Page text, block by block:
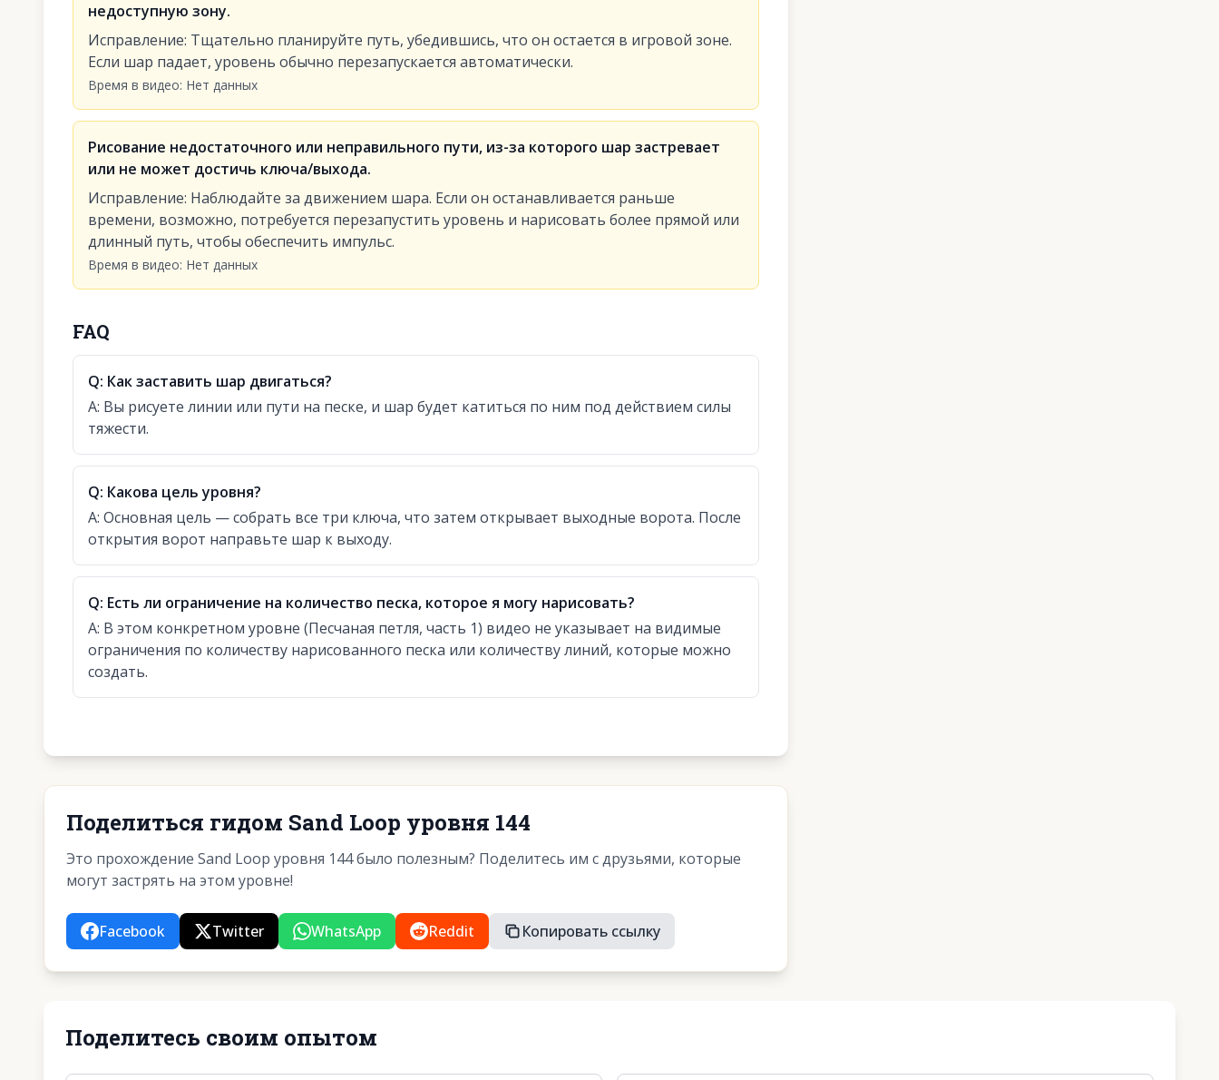
недоступную зону.
Исправление: Тщательно планируйте путь, убедившись, что он остается в игровой зоне.
Если шар падает, уровень обычно перезапускается автоматически.
Время в видео: Нет данных
Рисование недостаточного или неправильного пути, из-за которого шар застревает
или не может достичь ключа/выхода.
Исправление: Наблюдайте за движением шара. Если он останавливается раньше
времени, возможно, потребуется перезапустить уровень и нарисовать более прямой или
длинный путь, чтобы обеспечить импульс.
Время в видео: Нет данных
FAQ
Q: Как заставить шар двигаться?
A: Вы рисуете линии или пути на песке, и шар будет катиться по ним под действием силы
тяжести.
Q: Какова цель уровня?
A: Основная цель — собрать все три ключа, что затем открывает выходные ворота. После
открытия ворот направьте шар к выходу.
Q: Есть ли ограничение на количество песка, которое я могу нарисовать?
A: В этом конкретном уровне (Песчаная петля, часть 1) видео не указывает на видимые
ограничения по количеству нарисованного песка или количеству линий, которые можно
создать.
Поделиться гидом Sand Loop уровня 144
Это прохождение Sand Loop уровня 144 было полезным? Поделитесь им с друзьями, которые
могут застрять на этом уровне!
Facebook Twitter WhatsApp Reddit Копировать ссылку
Поделитесь своим опытом